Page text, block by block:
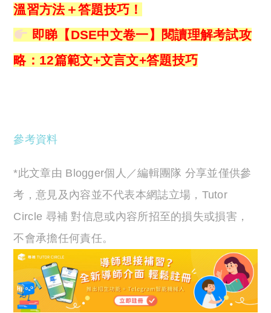
溫習方法＋答題技巧！
即睇 【DSE中文卷一】閱讀理解考試攻
略：12篇範文+文言文+答題技巧
參考資料
*此文章由 Blogger個人／編輯團隊 分享並僅供參
考，意見及內容並不代表本網誌立場，Tutor
Circle 尋補 對信息或內容所招至的損失或損害，
不會承擔任何責任。